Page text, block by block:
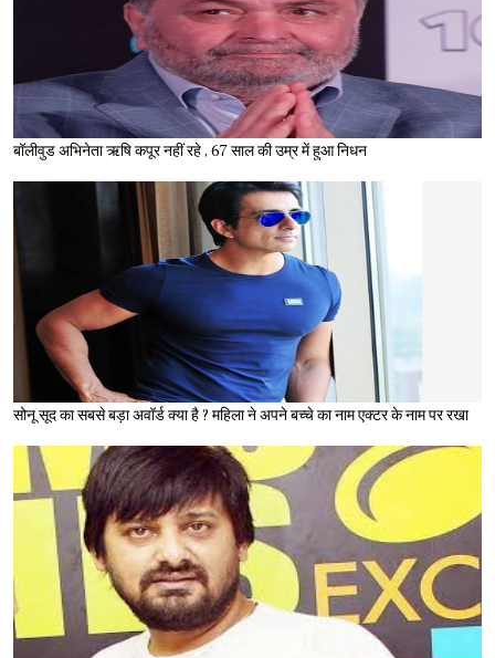
बॉलीवुड अभिनेता ऋषि कपूर नहीं रहे , 67 साल की उम्र में हुआ निधन
सोनू सूद का सबसे बड़ा अवॉर्ड क्या है ? महिला ने अपने बच्चे का नाम एक्टर के नाम पर रखा